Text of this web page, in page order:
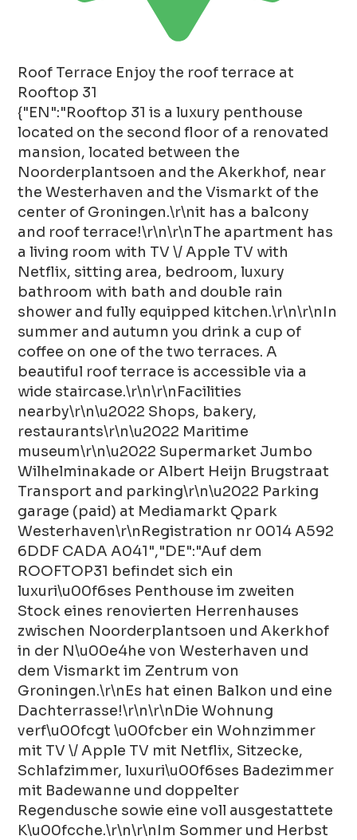
Roof Terrace Enjoy the roof terrace at
Rooftop 31
{"EN":"Rooftop 31 is a luxury penthouse
located on the second floor of a renovated
mansion, located between the
Noorderplantsoen and the Akerkhof, near
the Westerhaven and the Vismarkt of the
center of Groningen.\r\nit has a balcony
and roof terrace!\r\n\r\nThe apartment has
a living room with TV \/ Apple TV with
Netflix, sitting area, bedroom, luxury
bathroom with bath and double rain
shower and fully equipped kitchen.\r\n\r\nIn
summer and autumn you drink a cup of
coffee on one of the two terraces. A
beautiful roof terrace is accessible via a
wide staircase.\r\n\r\nFacilities
nearby\r\n\u2022 Shops, bakery,
restaurants\r\n\u2022 Maritime
museum\r\n\u2022 Supermarket Jumbo
Wilhelminakade or Albert Heijn Brugstraat
Transport and parking\r\n\u2022 Parking
garage (paid) at Mediamarkt Qpark
Westerhaven\r\nRegistration nr 0014 A592
6DDF CADA A041","DE":"Auf dem
ROOFTOP31 befindet sich ein
luxuri\u00f6ses Penthouse im zweiten
Stock eines renovierten Herrenhauses
zwischen Noorderplantsoen und Akerkhof
in der N\u00e4he von Westerhaven und
dem Vismarkt im Zentrum von
Groningen.\r\nEs hat einen Balkon und eine
Dachterrasse!\r\n\r\nDie Wohnung
verf\u00fcgt \u00fcber ein Wohnzimmer
mit TV \/ Apple TV mit Netflix, Sitzecke,
Schlafzimmer, luxuri\u00f6ses Badezimmer
mit Badewanne und doppelter
Regendusche sowie eine voll ausgestattete
K\u00fcche.\r\n\r\nIm Sommer und Herbst